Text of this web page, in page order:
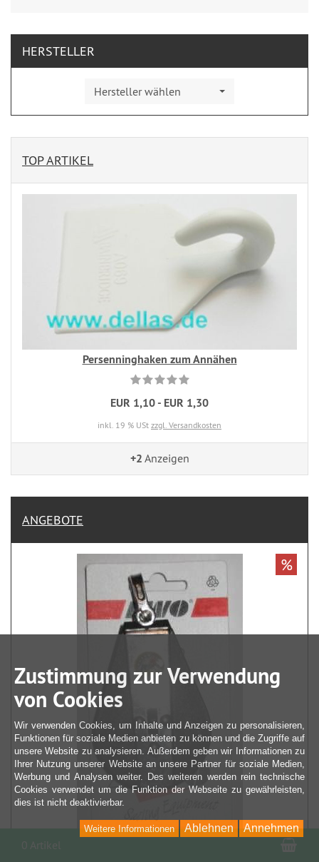
HERSTELLER
Hersteller wählen
TOP ARTIKEL
Persenninghaken zum Annähen
EUR 1,10 - EUR 1,30
inkl. 19 % USt zzgl. Versandkosten
+2 Anzeigen
ANGEBOTE
%
Zustimmung zur Verwendung
von Cookies
Wir verwenden Cookies, um Inhalte und Anzeigen zu personalisieren,
Funktionen für soziale Medien anbieten zu können und die Zugriffe auf
unsere Website zu analysieren. Außerdem geben wir Informationen zu
Ihrer Nutzung unserer Website an unsere Partner für soziale Medien,
Werbung und Analysen weiter. Des weiteren werden rein technische
Cookies verwendet um die Funktion der Webseite zu gewährleisten,
dies ist nicht deaktivierbar.
Annehmen
Ablehnen
Weitere Informationen